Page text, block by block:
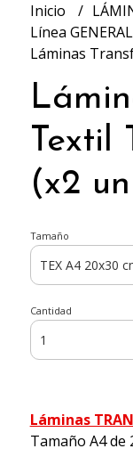
Inicio
Línea GENERAL
Láminas
Textil
(x2
Tamaño
Cantidad
Láminas
Tamaño A4 de